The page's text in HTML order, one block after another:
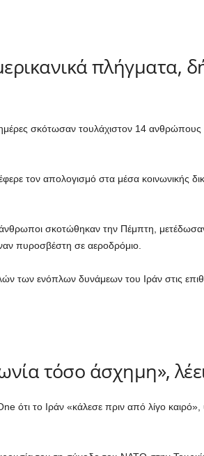
πλήγματα,
σκότωσαν τουλάχιστον 14
τον απολογισμό στα μέσα κοινωνικής
άνθρωποι σκοτώθηκαν την Πέμπτη,
πυροσβέστη σε αεροδρόμιο.
των ενόπλων δυνάμεων του Ιράν στις
τόσο άσχημη»,
το Ιράν «κάλεσε πριν από λίγο καιρό»,